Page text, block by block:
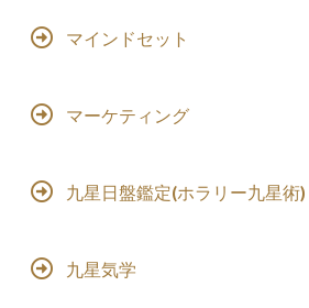
マインドセット
マーケティング
九星日盤鑑定(ホラリー九星術)
九星気学